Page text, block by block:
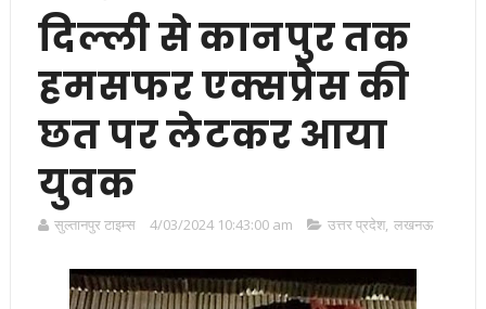
दिल्ली से कानपुर तक
हमसफर एक्सप्रेस की
छत पर लेटकर आया
युवक
सुल्तानपुर टाइम्स 4/03/2024 10:43:00 am उत्तर प्रदेश, लखनऊ